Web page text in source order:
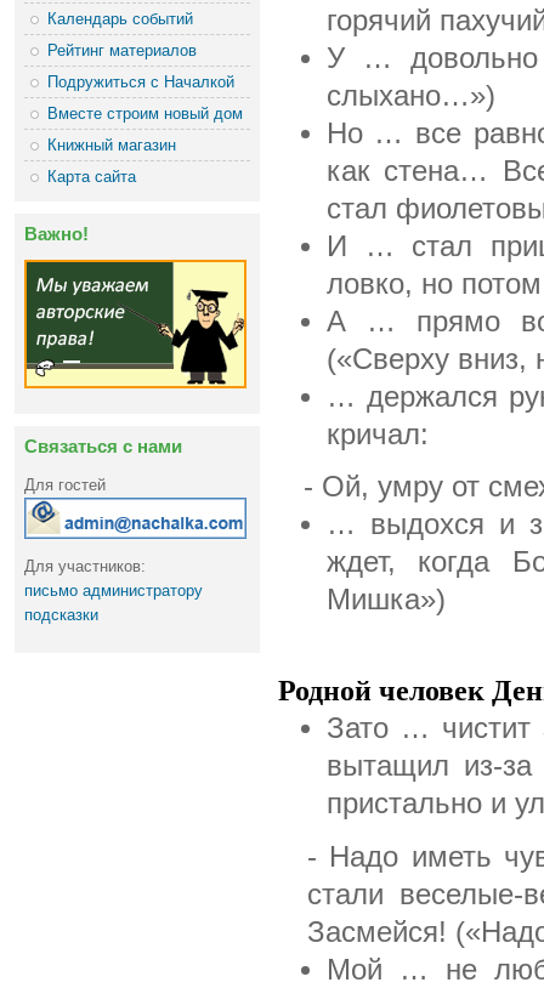
Календарь событий
Рейтинг материалов
Подружиться с Началкой
Вместе строим новый дом
Книжный магазин
Карта сайта
Важно!
Связаться с нами
Для гостей
Для участников:
письмо администратору
подсказки
горячий
У … довольно
слыхано…»)
Но … все
как стена…
стал
И … стал
ловко, но
А … прямо
(«Сверху вниз,
… держался
кричал:
- Ой, умру от
… выдохся и
ждет, когда
Мишка»)
Родной человек
Зато …
вытащил из-
пристально и
- Надо иметь
стали
Засмейся!
Мой … не